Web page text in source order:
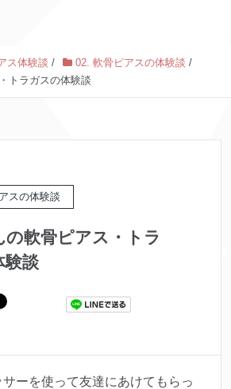
ス体験談 / 02. 軟骨ピアスの体験談 /
トラガスの体験談
スの体験談
の軟骨ピアス・トラ
験談
サーを使って友達にあけてもらっ